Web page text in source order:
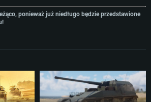
klient)
klient)
szerokopasmowy
klient)
ponieważ już niedługo będzie przedstawione